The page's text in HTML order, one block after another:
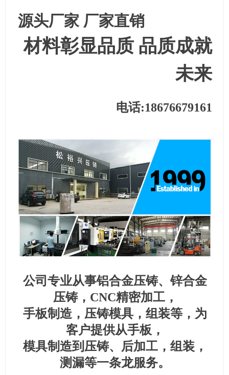
源头厂家 厂家直销
材料彰显品质 品质成就
未来
电话:18676679161
公司专业从事铝合金压铸、锌合金
压铸，CNC精密加工，
手板制造，压铸模具，组装等，为
客户提供从手板，
模具制造到压铸、后加工，组装，
测漏等一条龙服务。